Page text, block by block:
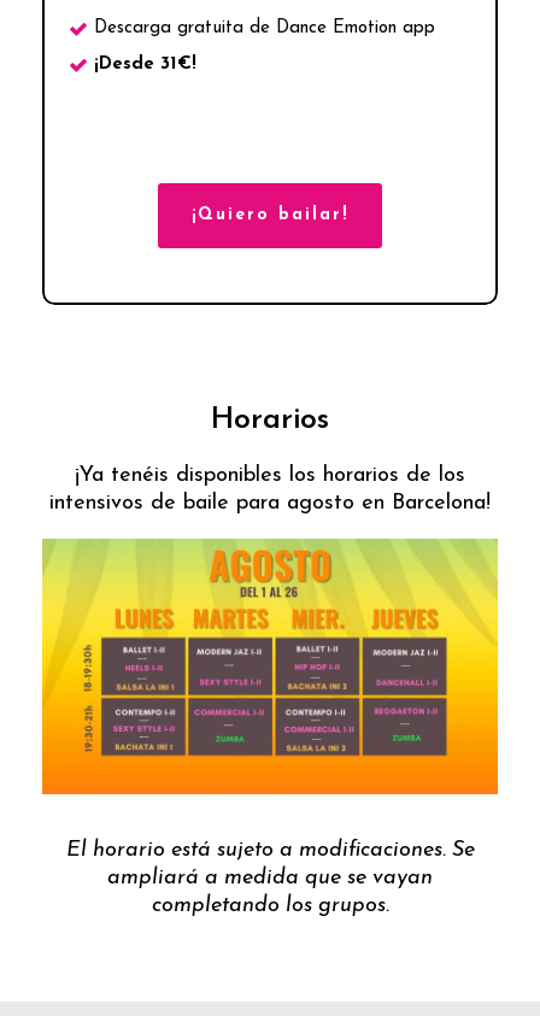
Descarga gratuita de Dance Emotion app
¡Desde 31€!
¡Quiero bailar!
Horarios
¡Ya tenéis disponibles los horarios de los
intensivos de baile para agosto en Barcelona!
El horario está sujeto a modificaciones. Se
ampliará a medida que se vayan
completando los grupos.